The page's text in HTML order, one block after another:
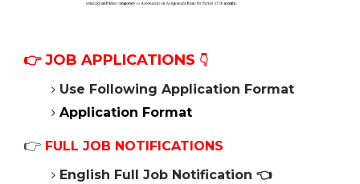
👉JOB APPLICATIONS 👇
Use Following Application Format
Application Format
👉 FULL JOB NOTIFICATIONS
English Full Job Notification 👈